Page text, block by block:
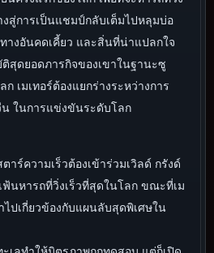
สู่การเป็นแชมป์กลับเต็มไปหลุมบ่อ
างอันคดเคี้ยว และสิ่นที่น่าแปลกใจ
ติสุดยอดภารกิจของเขาในฐานะซู
เมเทอร์ต้องแยกร่างระหว่างการ
ในการแข่งขันระดับโลก
ร์ความเร็วต้องเข้าร่วมเวิลด์ กรังด์
นหารถที่วิ่งเร็วที่สุดในโลก ขณะที่เม
ไปเกี่ยวข้องกับแผนลับสุดพิเศษใน